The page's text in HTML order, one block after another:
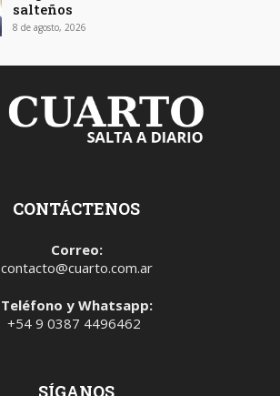
salteños
8 de agosto, 2026
CONTÁCTENOS
Correo:
contacto@cuarto.com.ar
Teléfono y Whatsapp:
+54 9 0387 4496462
SÍGANOS